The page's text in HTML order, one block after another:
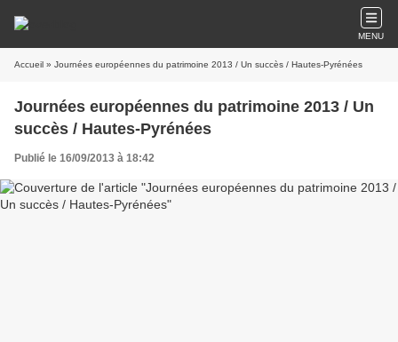
MENU
Accueil » Journées européennes du patrimoine 2013 / Un succès / Hautes-Pyrénées
Journées européennes du patrimoine 2013 / Un
succès / Hautes-Pyrénées
Publié le 16/09/2013 à 18:42